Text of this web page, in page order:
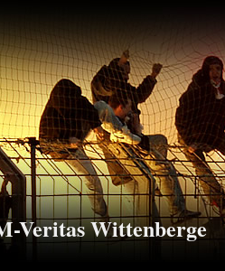
Veritas Wittenberge